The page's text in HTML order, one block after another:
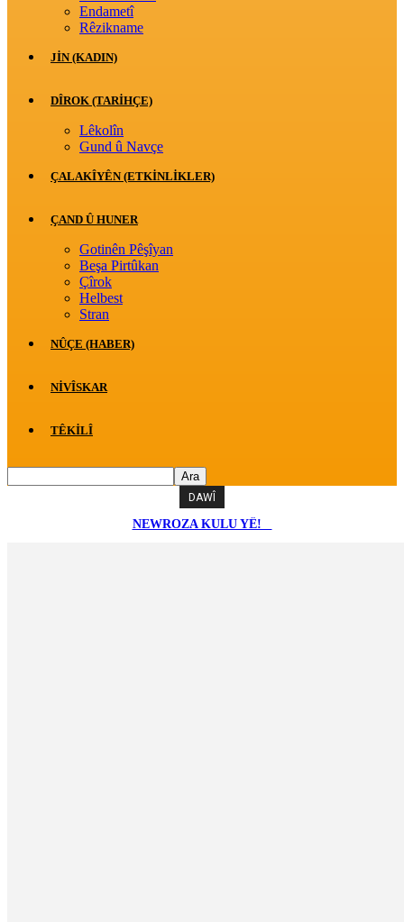
Endametî
Rêzikname
JİN (KADIN)
DÎROK (TARİHÇE)
Lêkolîn
Gund û Navçe
ÇALAKÎYÊN (ETKINLIKLER)
ÇAND Û HUNER
Gotinên Pêşîyan
Beşa Pirtûkan
Çîrok
Helbest
Stran
NÛÇE (HABER)
NIVÎSKAR
TÊKILÎ
DAWÎ
NEWROZA KULU YÊ!